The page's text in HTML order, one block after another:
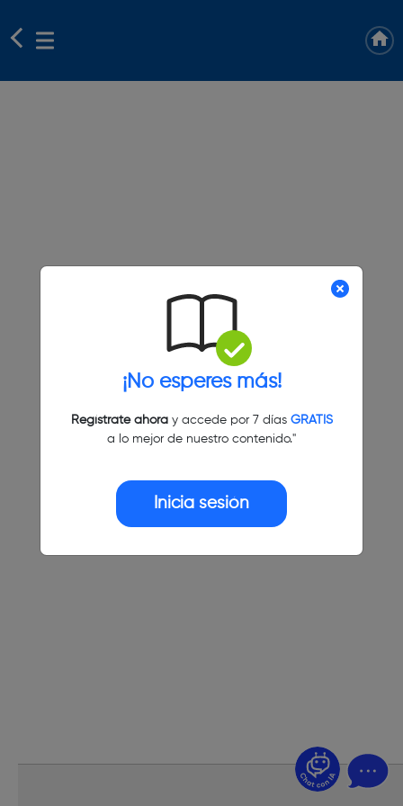
¡No esperes más!
Regístrate ahoray accede por 7 días GRATIS
a lo mejor de nuestro contenido."
Inicia sesión